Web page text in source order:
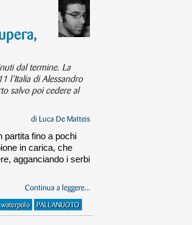
dal termine. La
l’Italia di Alessandro
salvo poi cedere al
di Luca De Matteis
partita fino a pochi
in carica, che
agganciando i serbi
Continua a leggere...
waterpolo PALLANUOTO